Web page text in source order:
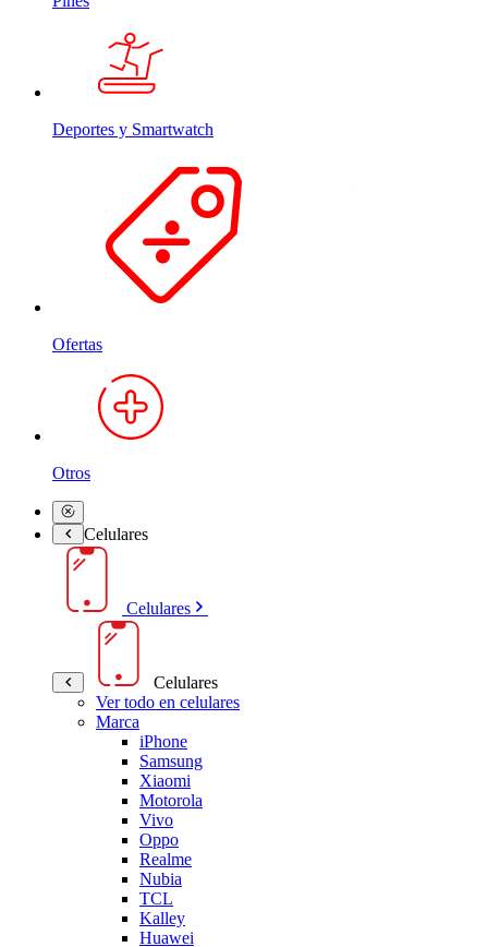
Deportes y Smartwatch
Ofertas
Otros
Celulares
Celulares
Celulares
Ver todo en celulares
Marca
iPhone
Samsung
Xiaomi
Motorola
Vivo
Oppo
Realme
Nubia
TCL
Kalley
Huawei